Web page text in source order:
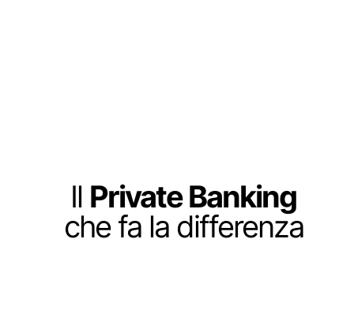
Il Private Banking
che fa la differenza